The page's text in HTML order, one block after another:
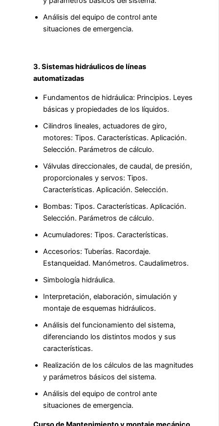
Análisis del equipo de control ante
situaciones de emergencia.
3. Sistemas hidráulicos de líneas
automatizadas
Fundamentos de hidráulica: Principios. Leyes
básicas y propiedades de los líquidos.
Cilindros lineales, actuadores de giro,
motores: Tipos. Características. Aplicación.
Selección. Parámetros de cálculo.
Válvulas direccionales, de caudal, de presión,
proporcionales y servos: Tipos.
Características. Aplicación. Selección.
Bombas: Tipos. Características. Aplicación.
Selección. Parámetros de cálculo.
Acumuladores: Tipos. Características.
Accesorios: Tuberías. Racordaje.
Estanqueidad. Manómetros. Caudalimetros.
Simbología hidráulica.
Interpretación, elaboración, simulación y
montaje de esquemas hidráulicos.
Análisis del funcionamiento del sistema,
diferenciando los distintos modos y sus
características.
Realización de los cálculos de las magnitudes
y parámetros básicos del sistema.
Análisis del equipo de control ante
situaciones de emergencia.